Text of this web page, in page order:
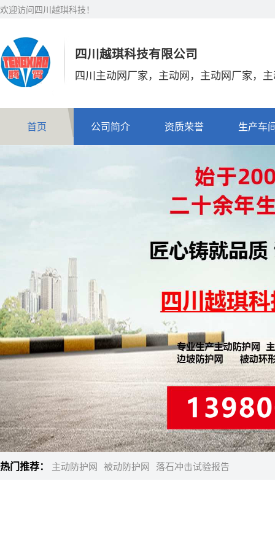
欢迎访问四川越琪科技！
四川越琪科技有限公司
四川主动网厂家，主动网，主动网厂家，
首页 公司简介 资质荣誉 生产车
热门推荐： 主动防护网 被动防护网 落石冲击试验报告